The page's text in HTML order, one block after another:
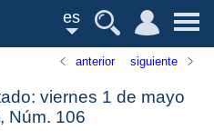
es
anterior siguiente
viernes 1 de mayo
Núm. 106